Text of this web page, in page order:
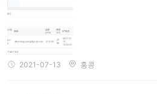
거래에 대한 견고한 지원을 제공하기 때
하기 위해 고급 기능을 도입했습니다.
한 금융 상품을 지원합니다. MT5는 심
된 차트 도구와 시간프레임을 제공합니
2021-07-13 홍콩